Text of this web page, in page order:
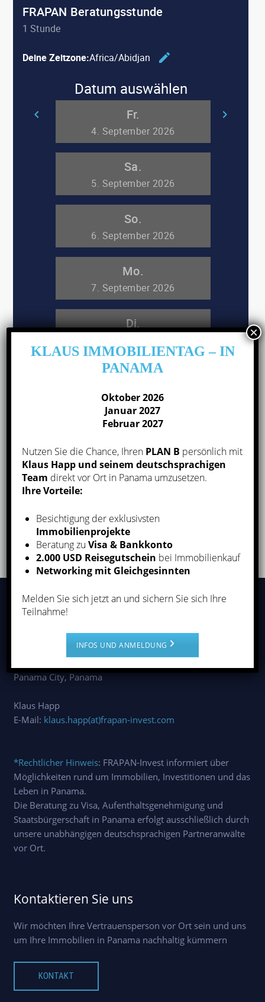
bei Ihren Überlegungen bezüglich Visa & Invest in
Panama behilflich zu sein.
P.H. PDC, 15th floor, Office 15-B,
Panama City, Panama
Klaus Happ
E-Mail: klaus.happ(at)frapan-invest.com
*Rechtlicher Hinweis: FRAPAN-Invest informiert über
Möglichkeiten rund um Immobilien, Investitionen und das
Leben in Panama.
Die Beratung zu Visa, Aufenthaltsgenehmigung und
Staatsbürgerschaft in Panama erfolgt ausschließlich durch
unsere unabhängigen deutschsprachigen Partneranwälte
vor Ort.
Kontaktieren Sie uns
Wir möchten Ihre Vertrauensperson vor Ort sein und uns
um Ihre Immobilien in Panama nachhaltig kümmern
KONTAKT
KLAUS IMMOBILIENTAG – IN
PANAMA
Oktober 2026
Januar 2027
Februar 2027
Nutzen Sie die Chance, Ihren PLAN B persönlich mit
Klaus Happ und seinem deutschsprachigen
Team direkt vor Ort in Panama umzusetzen.
Ihre Vorteile:
Besichtigung der exklusivsten
Immobilienprojekte
Beratung zuVisa & Bankkonto
2.000 USD Reisegutschein bei Immobilienkauf
Networking mit Gleichgesinnten
Melden Sie sich jetzt an und sichern Sie sich Ihre
Teilnahme!
INFOS UND ANMELDUNG